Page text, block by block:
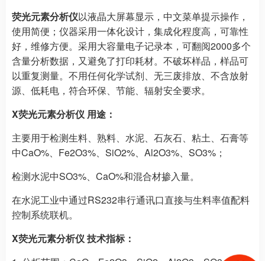
荧光元素分析仪以液晶大屏幕显示，中文菜单提示操作，
使用简便；仪器采用一体化设计，集成化程度高，可靠性
好，维修方便。采用大容量电子记录本，可翻阅2000多个
含量分析数据，又避免了打印耗材。不破坏样品，样品可
以重复测量。不用任何化学试剂、无三废排放、不含放射
源、低耗电，符合环保、节能、辐射安全要求。
X荧光元素分析仪 用途：
主要用于检测生料、熟料、水泥、石灰石、粘土、石膏等
中CaO%、Fe2O3%、SiO2%、Al2O3%、SO3%；
检测水泥中SO3%、CaO%和混合材掺入量。
在水泥工业中通过RS232串行通讯口直接与生料率值配料
控制系统联机。
X荧光元素分析仪 技术指标：